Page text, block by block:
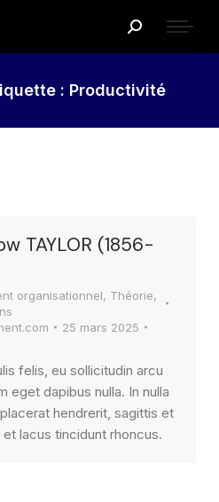
Recherche
:
: Productivité
TAYLOR (1856-
organisationnel, Théorie,
25 mars 2025
felis, eu sollicitudin arcu
eget dapibus nulla. In nulla
hendrerit, sagittis et
lacus tincidunt rhoncus.